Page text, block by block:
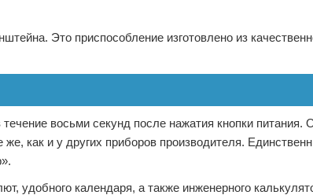
Это приспособление изготовлено из
восьми секунд после нажатия кнопки питания.
же, как и у других приборов производителя.
удобного календаря, а также инженерного